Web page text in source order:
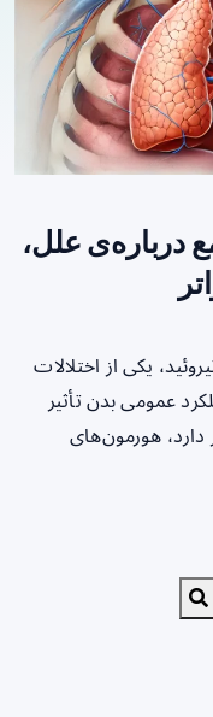
درباره‌ی علل،
یکی از اختلالات
عمومی بدن تأثیر
دارد، هورمون‌های